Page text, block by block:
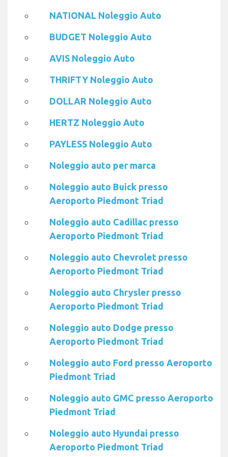
NATIONAL Noleggio Auto
BUDGET Noleggio Auto
AVIS Noleggio Auto
THRIFTY Noleggio Auto
DOLLAR Noleggio Auto
HERTZ Noleggio Auto
PAYLESS Noleggio Auto
Noleggio auto per marca
Noleggio auto Buick presso
Aeroporto Piedmont Triad
Noleggio auto Cadillac presso
Aeroporto Piedmont Triad
Noleggio auto Chevrolet presso
Aeroporto Piedmont Triad
Noleggio auto Chrysler presso
Aeroporto Piedmont Triad
Noleggio auto Dodge presso
Aeroporto Piedmont Triad
Noleggio auto Ford presso Aeroporto
Piedmont Triad
Noleggio auto GMC presso Aeroporto
Piedmont Triad
Noleggio auto Hyundai presso
Aeroporto Piedmont Triad